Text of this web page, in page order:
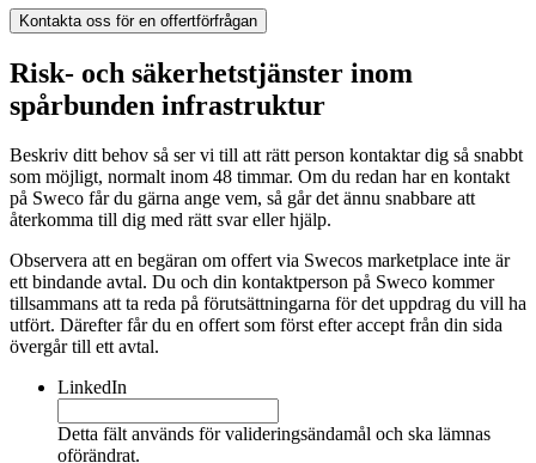
Kontakta oss för en offertförfrågan
Risk- och säkerhetstjänster inom
spårbunden infrastruktur
Beskriv ditt behov så ser vi till att rätt person kontaktar dig så snabbt
som möjligt, normalt inom 48 timmar. Om du redan har en kontakt
på Sweco får du gärna ange vem, så går det ännu snabbare att
återkomma till dig med rätt svar eller hjälp.
Observera att en begäran om offert via Swecos marketplace inte är
ett bindande avtal. Du och din kontaktperson på Sweco kommer
tillsammans att ta reda på förutsättningarna för det uppdrag du vill ha
utfört. Därefter får du en offert som först efter accept från din sida
övergår till ett avtal.
LinkedIn
Detta fält används för valideringsändamål och ska lämnas
oförändrat.